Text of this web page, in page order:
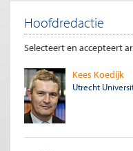
Hoofdredactie
Selecteert en accepteert
Kees Koedijk
Utrecht